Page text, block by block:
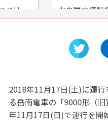
な
を学び
「キリンディ
士御殿場蒸
2018年11月17日(土)に運
る岳南電車の「9000形（
年11月17日(日)で運行を開